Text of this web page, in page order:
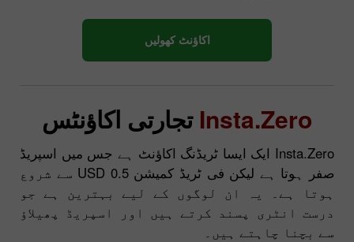
اکاؤنٹ کھولیں
Insta.Zero تجارتی اکاؤنٹس
Insta.Zero ایک ایسا ٹریڈنگ اکاؤنٹ ہے جس میں اسپریڈ
صفر ہوتا ہے لیکن فی ٹریڈ کمیشن 0.5 USD سے شروع
ہوتا ہے۔ یہ ان لوگوں کے لیے بہترین ہے جو
درست انٹری پسند کرتے ہیں اور اسپریڈ پھیلاؤ
سے بچنا چاہتے ہیں۔